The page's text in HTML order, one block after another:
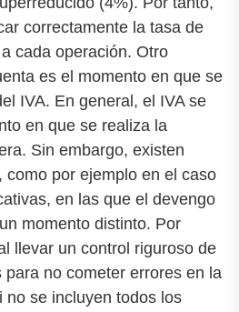
correctamente la tasa de
cada operación. Otro
es el momento en que se
IVA. En general, el IVA se
en que se realiza la
Sin embargo, existen
como por ejemplo en el caso
en las que el devengo
momento distinto. Por
llevar un control riguroso de
para no cometer errores en la
no se incluyen todos los